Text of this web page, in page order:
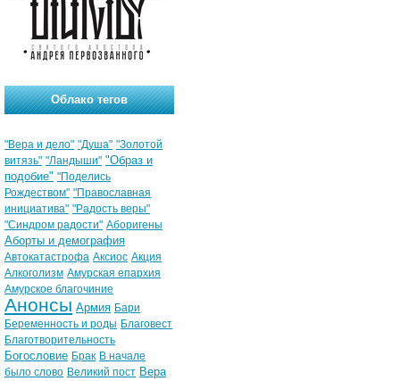
Облако тегов
"Вера и дело" "Душа" "Золотой
витязь" "Ландыши" "Образ и
подобие" "Поделись
Рождеством" "Православная
инициатива" "Радость веры"
"Синдром радости" Аборигены
Аборты и демография
Автокатастрофа Аксиос Акция
Алкоголизм Амурская епархия
Амурское благочиние
Анонсы Армия Бари
Беременность и роды Благовест
Благотворительность
Богословие Брак В начале
было слово Великий пост Вера